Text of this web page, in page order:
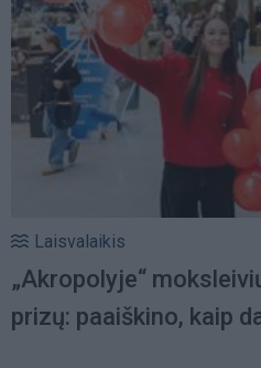
Laisvalaikis
„Akropolyje“
prizų: paaiškino, kaip